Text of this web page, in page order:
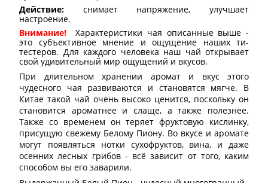
Действие: снимает напряжение, улучшает
настроение.
Внимание! Характеристики чая описанные выше -
это субъективное мнение и ощущение наших ти-
тестеров. Для каждого человека наш чай открывает
свой удивительный мир ощущений и вкусов.
При длительном хранении аромат и вкус этого
чудесного чая развиваются и становятся мягче. В
Китае такой чай очень высоко ценится, поскольку он
становится ароматнее и слаще, а также полезнее.
Также со временем он теряет фруктовую кислинку,
присущую свежему Белому Пиону. Во вкусе и аромате
могут появляться нотки сухофруктов, вина, и даже
осенних лесных грибов - всё зависит от того, каким
способом вы его заварили.